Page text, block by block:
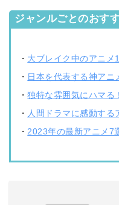
ジャンルごとのおす
・ 大ブレイク中のアニメ
・ 日本を代表する神アニ
・独特な雰囲気にハマる
・ 人間ドラマに感動する
・ 2023年の最新アニメ7